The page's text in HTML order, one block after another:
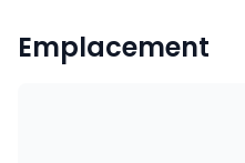
Emplacement